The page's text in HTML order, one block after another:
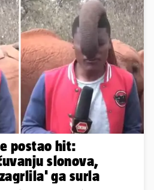
postao hit:
slonova,
ga surla